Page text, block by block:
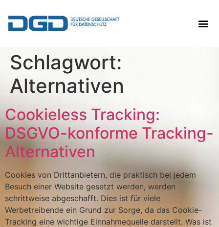
Schlagwort:
Alternativen
Cookieless Tracking:
DSGVO-konforme Tracking-
Alternativen
Cookies von Drittanbietern, die praktisch bei jedem
Besuch einer Website gesetzt werden, werden
schrittweise abgeschafft. Dies ist für viele
Werbetreibende ein Grund zur Sorge, da das Cookie-
Tracking eine wichtige Einnahmequelle darstellt. Was ist